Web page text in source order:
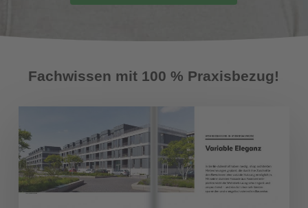
Fachwissen mit 100 % Praxisbezug!